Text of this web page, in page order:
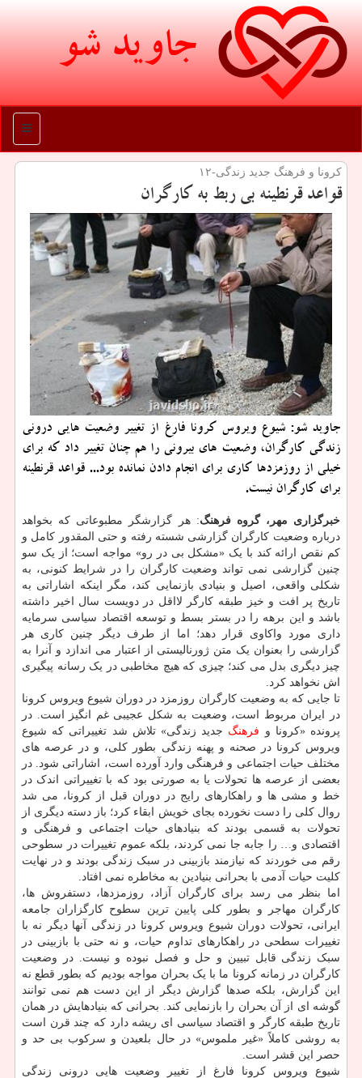
جاوید شو
منو
كرونا و فرهنگ جدید زندگی-۱۲
قواعد قرنطینه بی ربط به كارگران
جاوید شو: شیوع ویروس كرونا فارغ از تغییر وضعیت هایی درونی
زندگی كارگران، وضعیت های بیرونی را هم چنان تغییر داد كه برای
خیلی از روزمزدها كاری برای انجام دادن نمانده بود... قواعد قرنطینه
برای كارگران نیست.
خبرگزاری مهر، گروه فرهنگ: هر گزارشگر مطبوعاتی که بخواهد
درباره وضعیت کارگران گزارشی شسته رفته و حتی المقدور کامل و
کم نقص ارائه کند با یک «مشکل بی در رو» مواجه است؛ از یک سو
چنین گزارشی نمی تواند وضعیت کارگران را در شرایط کنونی، به
شکلی واقعی، اصیل و بنیادی بازنمایی کند، مگر اینکه اشاراتی به
تاریخ پر افت و خیز طبقه کارگر لااقل در دویست سال اخیر داشته
باشد و این برهه را در بستر بسط و توسعه اقتصاد سیاسی سرمایه
داری مورد واکاوی قرار دهد؛ اما از طرف دیگر چنین کاری هر
گزارشی را بعنوان یک متن ژورنالیستی از اعتبار می اندازد و آنرا به
چیز دیگری بدل می کند؛ چیزی که هیچ مخاطبی در یک رسانه پیگیری
اش نخواهد کرد.
تا جایی که به وضعیت کارگران روزمزد در دوران شیوع ویروس کرونا
در ایران مربوط است، وضعیت به شکل عجیبی غم انگیز است. در
پرونده «کرونا و فرهنگ جدید زندگی» تلاش شد تغییراتی که شیوع
ویروس کرونا در صحنه و پهنه زندگی بطور کلی، و در عرصه های
مختلف حیات اجتماعی و فرهنگی وارد آورده است، اشاراتی شود. در
بعضی از عرصه ها تحولات یا به صورتی بود که با تغییراتی اندک در
خط و مشی ها و راهکارهای رایج در دوران قبل از کرونا، می شد
روال کلی را دست نخورده بجای خویش ابقاء کرد؛ باز دسته دیگری از
تحولات به قسمی بودند که بنیادهای حیات اجتماعی و فرهنگی و
اقتصادی و… را جابه جا نمی کردند، بلکه عموم تغییرات در سطوحی
رقم می خوردند که نیازمند بازبینی در سبک زندگی بودند و در نهایت
کلیت حیات آدمی با بحرانی بنیادین به مخاطره نمی افتاد.
اما بنظر می رسد برای کارگران آزاد، روزمزدها، دستفروش ها،
کارگران مهاجر و بطور کلی پایین ترین سطوح کارگزاران جامعه
ایرانی، تحولات دوران شیوع ویروس کرونا در زندگی آنها دیگر نه با
تغییرات سطحی در راهکارهای تداوم حیات، و نه حتی با بازبینی در
سبک زندگی قابل تبیین و حل و فصل نبوده و نیست. در وضعیت
کارگران در زمانه کرونا ما با یک بحران مواجه بودیم که بطور قطع نه
این گزارش، بلکه صدها گزارش دیگر از این دست هم نمی توانند
گوشه ای از آن بحران را بازنمایی کند. بحرانی که بنیادهایش در همان
تاریخ طبقه کارگر و اقتصاد سیاسی ای ریشه دارد که چند قرن است
به روشی کاملاً «غیر ملموس» در حال بلعیدن و سرکوب بی حد و
حصر این قشر است.
شیوع ویروس کرونا فارغ از تغییر وضعیت هایی درونی زندگی